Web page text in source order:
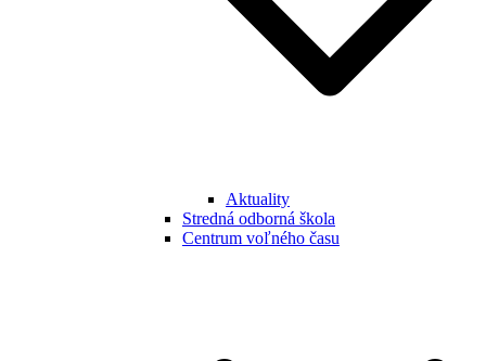
Aktuality
Stredná odborná škola
Centrum voľného času